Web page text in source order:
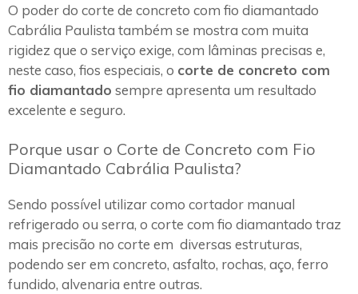
O poder do corte de concreto com fio diamantado
Cabrália Paulista também se mostra com muita
rigidez que o serviço exige, com lâminas precisas e,
neste caso, fios especiais, o corte de concreto com
fio diamantado sempre apresenta um resultado
excelente e seguro.
Porque usar o Corte de Concreto com Fio
Diamantado Cabrália Paulista?
Sendo possível utilizar como cortador manual
refrigerado ou serra, o corte com fio diamantado traz
mais precisão no corte em diversas estruturas,
podendo ser em concreto, asfalto, rochas, aço, ferro
fundido, alvenaria entre outras.